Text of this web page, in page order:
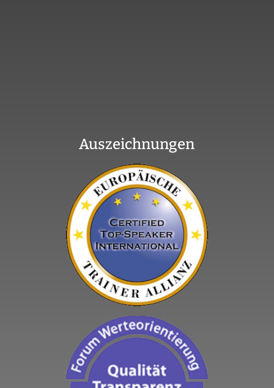
Auszeichnungen